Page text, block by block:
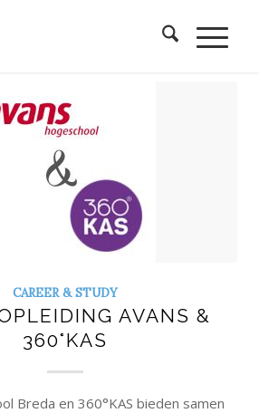
CAREER & STUDY
AVANS &
360°KAS
Breda en 360°KAS bieden samen